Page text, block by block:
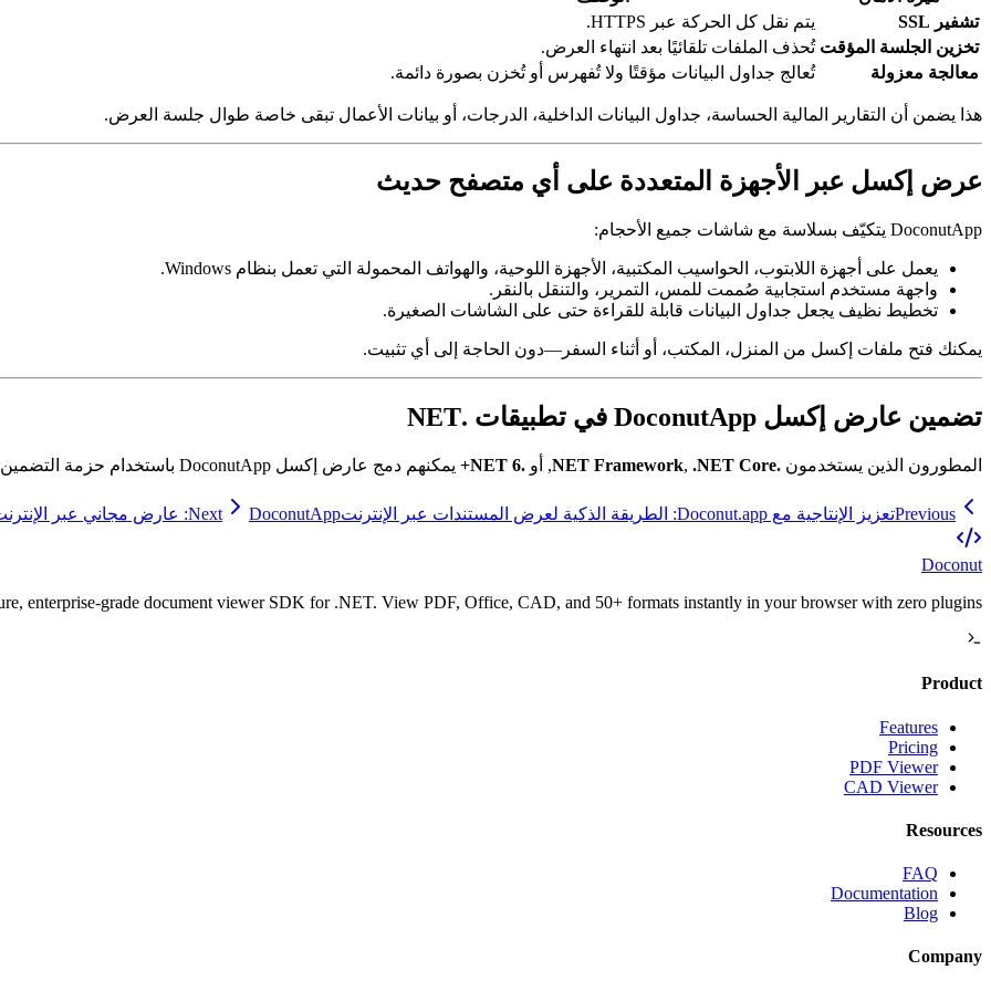
تشفير SSL
يتم نقل كل الحركة عبر HTTPS.
تخزين الجلسة المؤقت تُحذف الملفات تلقائيًا بعد انتهاء العرض.
معالجة معزولة
تُعالج جداول البيانات مؤقتًا ولا تُفهرس أو تُخزن بصورة دائمة.
هذا يضمن أن التقارير المالية الحساسة، جداول البيانات الداخلية، الدرجات، أو بيانات الأعمال تبقى خاصة طوال جلسة العرض.
عرض إكسل عبر الأجهزة المتعددة على أي متصفح حديث
DoconutApp يتكيّف بسلاسة مع شاشات جميع الأحجام:
يعمل على أجهزة اللابتوب، الحواسيب المكتبية، الأجهزة اللوحية، والهواتف المحمولة التي تعمل بنظام Windows.
واجهة مستخدم استجابية صُممت للمس، التمرير، والتنقل بالنقر.
تخطيط نظيف يجعل جداول البيانات قابلة للقراءة حتى على الشاشات الصغيرة.
يمكنك فتح ملفات إكسل من المنزل، المكتب، أو أثناء السفر—دون الحاجة إلى أي تثبيت.
تضمين عارض إكسل DoconutApp في تطبيقات .NET
المطورون الذين يستخدمون .NET Framework
, .NET Core , أو .NET 6+ يمكنهم دمج عارض إكسل DoconutApp باستخدام حزمة التضمين التجارية الاختيارية.
Previousتعزيز الإنتاجية مع Doconut.app: الطريقة الذكية لعرض المستندات عبر الإنترنت Next DoconutApp: عارض مجاني عبر الإنترنت لملفات MPP و VSD و VSDX و VSDM
Doconut
enterprise-grade document viewer SDK for .NET. View PDF, Office, CAD, and 50+ formats instantly in your browser with zero plugins.
Product
Features
Pricing
PDF Viewer
CAD Viewer
Resources
FAQ
Documentation
Blog
Company